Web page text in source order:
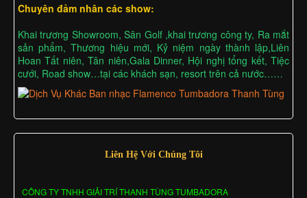
Chuyên đảm nhân các show:
Khai trương Showroom, Sân Golf ,khai trương công ty, Ra mắt
sản phẩm, Thương hiệu mới, Kỷ niệm ngày thành lập,Liên
Hoan Tất niên, Tân niên,Gala Dinner, Hội nghị tổng kết, Tiệc
cưới, Road show…tại các khách sạn, resort trên cả nước……
Liên Hệ Với Chúng Tôi
CÔNG TY TNHH GIẢI TRÍ THANH TÙNG TUMBADORA